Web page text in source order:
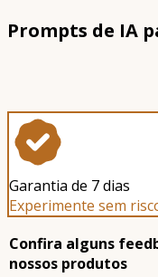
Prompts de IA
Garantia de 7 dias
Experimente sem
Confira alguns
nossos produtos